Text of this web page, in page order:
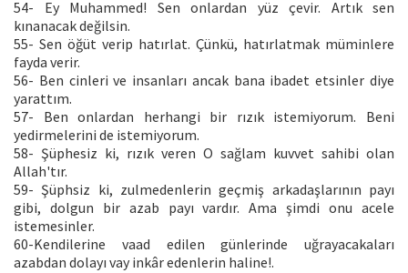
54- Ey Muhammed! Sen onlardan yüz çevir. Artık sen
kınanacak değilsin.
55- Sen öğüt verip hatırlat. Çünkü, hatırlatmak müminlere
fayda verir.
56- Ben cinleri ve insanları ancak bana ibadet etsinler diye
yarattım.
57- Ben onlardan herhangi bir rızık istemiyorum. Beni
yedirmelerini de istemiyorum.
58- Şüphesiz ki, rızık veren O sağlam kuvvet sahibi olan
Allah'tır.
59- Şüphsiz ki, zulmedenlerin geçmiş arkadaşlarının payı
gibi, dolgun bir azab payı vardır. Ama şimdi onu acele
istemesinler.
60-Kendilerine vaad edilen günlerinde uğrayacakaları
azabdan dolayı vay inkâr edenlerin haline!.